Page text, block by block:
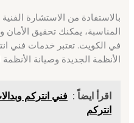
بالاستفادة من الاستشارة
المناسبة، يمكنك تحقيق
في الكويت. تعتبر خدمات فني
الأنظمة الجديدة وصيانة
اقرأ ايضاً :
انتركم